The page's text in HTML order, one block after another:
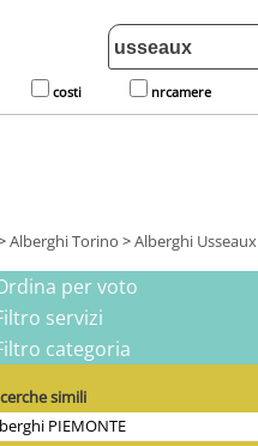
costi nrcamere
Alberghi Torino >Alberghi Usseaux
per voto
servizi
categoria
simili
PIEMONTE